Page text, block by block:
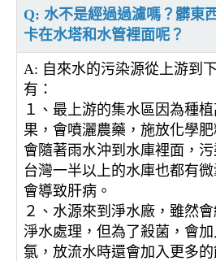
Q: 水不是經過過濾嗎？髒東
卡在水塔和水管裡面呢？
A: 自來水的污染源從上游到
有：
１、最上游的集水區因為種
果，會噴灑農藥，施放化學
會隨著雨水沖到水庫裡面，污
台灣一半以上的水庫也都有微
會導致肝病。
２、水源來到淨水廠，雖然
淨水處理，但為了殺菌，會
氯，放流水時還會加入更多